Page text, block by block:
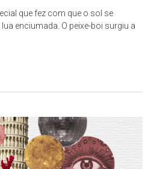
que fez com que o sol se
enciumada. O peixe-boi surgiu a